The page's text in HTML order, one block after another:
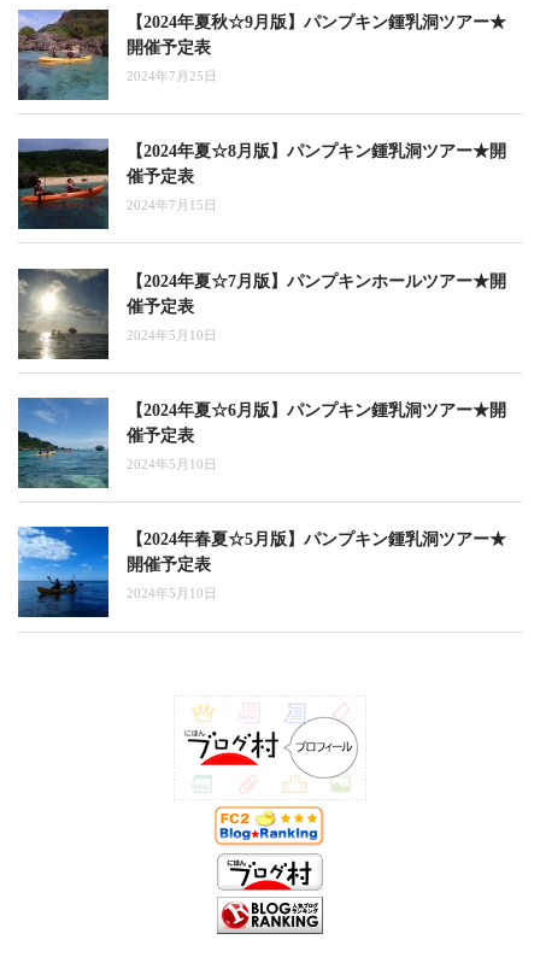
【2024年夏秋☆9月版】パンプキン鍾乳洞ツアー★
開催予定表
2024年7月25日
【2024年夏☆8月版】パンプキン鍾乳洞ツアー★開
催予定表
2024年7月15日
【2024年夏☆7月版】パンプキンホールツアー★開
催予定表
2024年5月10日
【2024年夏☆6月版】パンプキン鍾乳洞ツアー★開
催予定表
2024年5月10日
【2024年春夏☆5月版】パンプキン鍾乳洞ツアー★
開催予定表
2024年5月10日